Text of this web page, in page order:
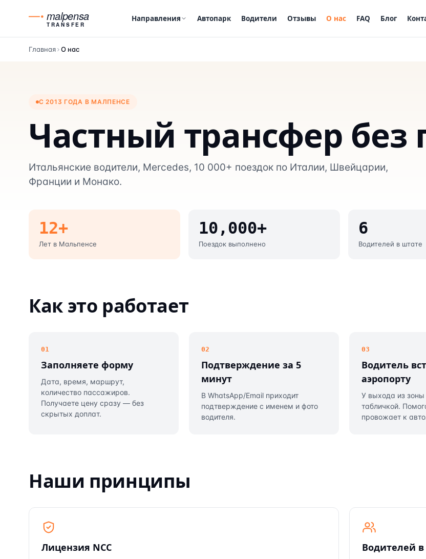
malpensa
TRANSFER
Направления Автопарк Водители Отзывы О нас FAQ Блог
Главная О нас
С 2013 ГОДА В МАЛПЕНСЕ
Частный трансфер без
Итальянские водители, Mercedes, 10 000+ поездок по Италии, Швейцарии,
Франции и Монако.
12+
Лет в Мальпенсе
10,000+
Поездок выполнено
6
Водителей в штате
Как это работает
01
Заполняете форму
Дата, время, маршрут,
количество пассажиров.
Получаете цену сразу — без
скрытых доплат.
02
Подтверждение за 5
минут
В WhatsApp/Email приходит
подтверждение с именем и фото
водителя.
03
Водитель
аэропорту
У выхода из зоны
табличкой.
провожает к
Наши принципы
Лицензия NCC Водителей